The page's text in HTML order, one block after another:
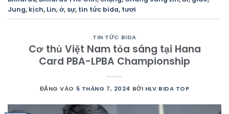
Jung, kịch, Lin,ở, sự, tin tức bida, tươi
TIN TỨC BIDA
Cơ thủ Việt Nam tỏa sáng tại Hana
Card PBA-LPBA Championship
ĐĂNG VÀO 5 THÁNG 7, 2024 BỞI HLV BIDA TOP